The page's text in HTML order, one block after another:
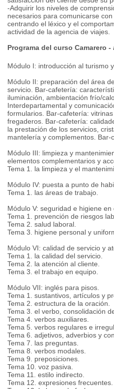
-Adquirir los niveles de
necesarios para comunicarse
centrando el léxico y el
actividad de la agencia de viajes.
Programa del curso Camarero
Módulo I: introducción al turismo
Módulo II: preparación del área
servicio. Bar-cafetería:
iluminación, ambientación frío/
Interdepartamental y
formularios. Bar-cafetería:
fregaderos. Bar-cafetería:
la prestación de los servicios,
mantelería y complementos. Bar-
Módulo III: limpieza y
elementos complementarios y
Tema 1. la limpieza y el
Módulo IV: puesta a punto de
Tema 1. las áreas de trabajo.
Módulo V: seguridad e higiene en
Tema 1. prevención de riesgos
Tema 2. salud laboral.
Tema 3. higiene personal y
Módulo VI: calidad de servicio y
Tema 1. la calidad del servicio.
Tema 2. la atención al cliente.
Tema 3. el trabajo en equipo.
Módulo VII: inglés para pisos.
Tema 1. sustantivos, artículos y
Tema 2. estructura de la oración.
Tema 3. el verbo, consolidación
Tema 4. verbos auxiliares.
Tema 5. verbos regulares e
Tema 6. adjetivos, adverbios y
Tema 7. las preguntas.
Tema 8. verbos modales.
Tema 9. preposiciones.
Tema 10. voz pasiva.
Tema 11. estilo indirecto.
Tema 12. expresiones frecuentes.